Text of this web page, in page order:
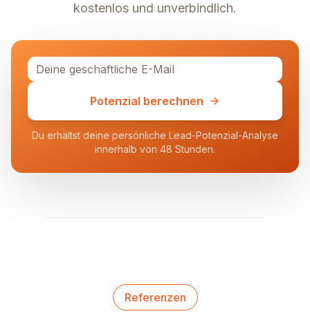
kostenlos und unverbindlich.
Potenzial berechnen
Du erhältst deine persönliche Lead-Potenzial-Analyse
innerhalb von 48 Stunden.
Referenzen